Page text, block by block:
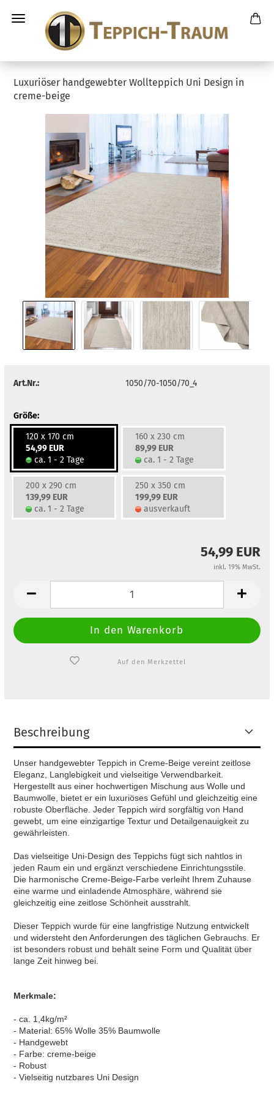
Luxuriöser handgewebter Wollteppich Uni Design in
creme-beige
Art.Nr.: 1050/70-1050/70_4
Größe:
120 x 170 cm
54,99 EUR
ca. 1 - 2 Tage
160 x 230 cm
89,99 EUR
ca. 1 - 2 Tage
200 x 290 cm
139,99 EUR
ca. 1 - 2 Tage
250 x 350 cm
199,99 EUR
ausverkauft
54,99 EUR
inkl. 19% MwSt.
Auf den Merkzettel
Beschreibung
Unser handgewebter Teppich in Creme-Beige vereint zeitlose
Eleganz, Langlebigkeit und vielseitige Verwendbarkeit.
Hergestellt aus einer hochwertigen Mischung aus Wolle und
Baumwolle, bietet er ein luxuriöses Gefühl und gleichzeitig eine
robuste Oberfläche. Jeder Teppich wird sorgfältig von Hand
gewebt, um eine einzigartige Textur und Detailgenauigkeit zu
gewährleisten.
Das vielseitige Uni-Design des Teppichs fügt sich nahtlos in
jeden Raum ein und ergänzt verschiedene Einrichtungsstile.
Die harmonische Creme-Beige-Farbe verleiht Ihrem Zuhause
eine warme und einladende Atmosphäre, während sie
gleichzeitig eine zeitlose Schönheit ausstrahlt.
Dieser Teppich wurde für eine langfristige Nutzung entwickelt
und widersteht den Anforderungen des täglichen Gebrauchs. Er
ist besonders robust und behält seine Form und Qualität über
lange Zeit hinweg bei.
Merkmale:
- ca. 1,4kg/m²
- Material: 65% Wolle 35% Baumwolle
- Handgewebt
- Farbe: creme-beige
- Robust
- Vielseitig nutzbares Uni Design